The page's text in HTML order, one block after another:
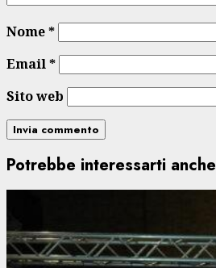
Nome*
Email*
Sito web
Potrebbe interessarti anche